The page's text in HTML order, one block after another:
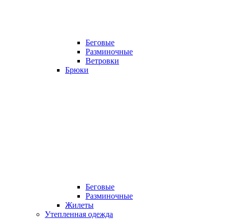
Беговые
Разминочные
Ветровки
Брюки
Беговые
Разминочные
Жилеты
Утепленная одежда